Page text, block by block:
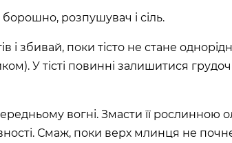
розпушувач і сіль.
і збивай, поки тісто не стане
У тісті повинні залишитися
вогні. Змасти її рослинною
Смаж, поки верх млинця не
00
хв
59
сек
творчість вибороли ті, хто
свої життя — віддав.